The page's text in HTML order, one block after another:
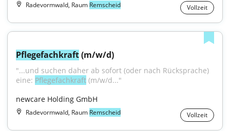
Radevormwald, Raum Remscheid Vollzeit
Pflegefachkraft (m/w/d)
"...und suchen daher ab sofort (oder nach Rücksprache)
eine: Pflegefachkraft (m/w/d..."
newcare Holding GmbH
Radevormwald, Raum Remscheid Vollzeit